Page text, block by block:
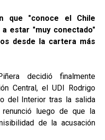
que "conoce el Chile
estar "muy conectado"
desde la cartera más
decidió finalmente
Central, el UDI Rodrigo
del Interior tras la salida
luego de que la
de la acusación